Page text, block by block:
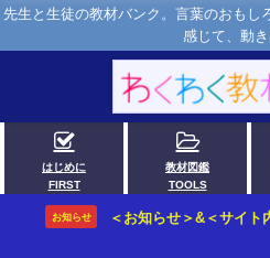
先生と生徒の教材バンク。言葉のおもし
感じて、動き
はじめに
FIRST
教材図鑑
TOOLS
お知らせ ＜お知らせ＞&＜サイト